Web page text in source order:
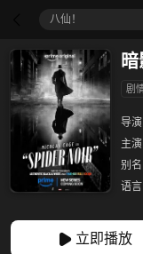
八仙！
剧
导演
主演
别名
语言
立即播放